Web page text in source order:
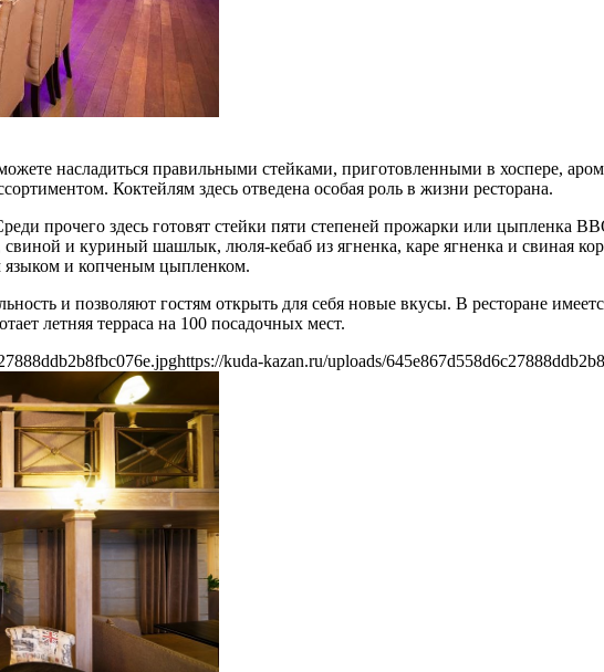
насладиться правильными стейками, приготовленными в хоспере,
Коктейлям здесь отведена особая роль в жизни ресторана.
прочего здесь готовят стейки пяти степеней прожарки или цыпленка
и куриный шашлык, люля-кебаб из ягненка, каре ягненка и свиная
языком и копченым цыпленком.
и позволяют гостям открыть для себя новые вкусы. В ресторане
летняя терраса на 100 посадочных мест.
https://kuda-kazan.ru/uploads/